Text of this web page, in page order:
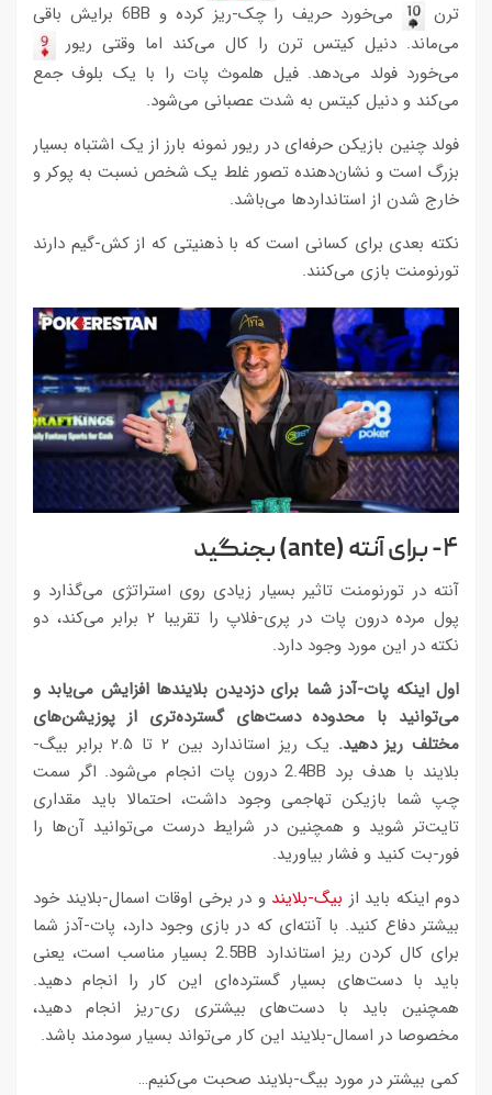
ترن
می‌خورد حریف را چک-ریز کرده و 6BB برایش باقی
می‌ماند. دنیل کیتس ترن را کال می‌کند اما وقتی ریور
می‌خورد فولد می‌دهد. فیل هلموث پات را با یک بلوف جمع
می‌کند و دنیل کیتس به شدت عصبانی می‌شود.
فولد چنین بازیکن حرفه‌ای در ریور نمونه بارز از یک اشتباه بسیار
بزرگ است و نشان‌دهنده تصور غلط یک شخص نسبت به پوکر و
خارج شدن از استانداردها می‌باشد.
نکته بعدی برای کسانی است که با ذهنیتی که از کش-گیم دارند
تورنومنت بازی می‌کنند.
۴- برای آنته ( ante) بجنگید
آنته در تورنومنت تاثیر بسیار زیادی روی استراتژی می‌گذارد و
پول مرده درون پات در پری-فلاپ را تقریبا ۲ برابر می‌کند، دو
نکته در این مورد وجود دارد.
اول اینکه پات-آدز شما برای دزدیدن بلایندها افزایش می‌یابد و
می‌توانید با محدوده دست‌های گسترده‌تری از پوزیشن‌های
مختلف ریز دهید.
یک ریز استاندارد بین ۲ تا ۲.۵ برابر بیگ-
بلایند با هدف برد 2.4BB درون پات انجام می‌شود. اگر سمت
چپ شما بازیکن تهاجمی وجود داشت، احتمالا باید مقداری
تایت‌تر شوید و همچنین در شرایط درست می‌توانید آن‌ها را
فور-بت کنید و فشار بیاورید.
دوم اینکه باید از بیگ-بلایند و در برخی اوقات اسمال-بلایند خود
بیشتر دفاع کنید. با آنته‌ای که در بازی وجود دارد، پات-آدز شما
برای کال کردن ریز استاندارد 2.5BB بسیار مناسب است، یعنی
باید با دست‌های بسیار گسترده‌ای این کار را انجام دهید.
همچنین باید با دست‌های بیشتری ری-ریز انجام دهید،
مخصوصا در اسمال-بلایند این کار می‌تواند بسیار سودمند باشد.
کمی بیشتر در مورد بیگ-بلایند صحبت می‌کنیم…